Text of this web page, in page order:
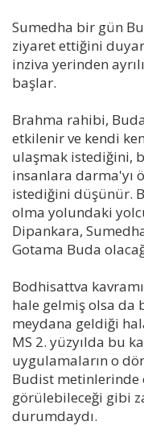
Sumedha bir gün
ziyaret ettiğini
inziva yerinden
başlar.
Brahma rahibi,
etkilenir ve kendi
ulaşmak istediğini,
insanlara darma'yı
istediğini düşünür.
olma yolundaki
Dipankara,
Gotama Buda
Bodhisattva
hale gelmiş olsa da
meydana geldiği
MS 2. yüzyılda bu
uygulamaların o
Budist metinlerinde
görülebileceği gibi
durumdaydı.